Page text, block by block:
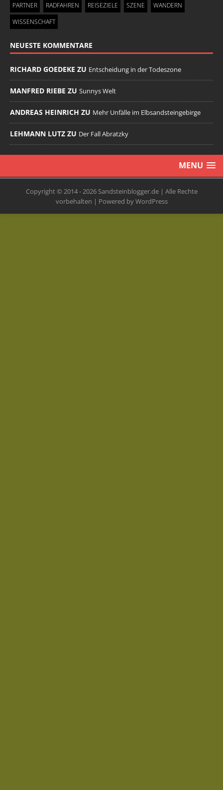
PARTNER
RADFAHREN REISEZIELE SZENE
WANDERN
WISSENSCHAFT
NEUESTE KOMMENTARE
RICHARD GOEDEKE ZU Entscheidung in der Todeszone
MANFRED RIEBE ZU Sunnys Welt
ANDREAS HEINRICH ZU Mehr Unfälle im Elbsandsteingebirge
LEHMANN LUTZ ZU Der Fall Abratzky
MENU
Copyright © 2014 - 2026 Sandsteinblogger.de | Alle Rechte
vorbehalten | Powered by WordPress